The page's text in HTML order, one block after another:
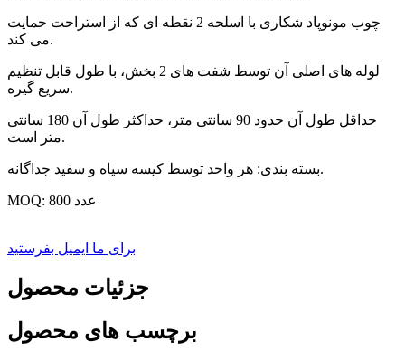
چوب مونوپاد شکاری با اسلحه 2 نقطه ای که از استراحت حمایت
می کند.
لوله های اصلی آن توسط شفت های 2 بخش، با طول قابل تنظیم
سریع گیره.
حداقل طول آن حدود 90 سانتی متر، حداکثر طول آن 180 سانتی
متر است.
بسته بندی: هر واحد توسط کیسه سیاه و سفید جداگانه.
MOQ: 800 عدد
برای ما ایمیل بفرستید
جزئیات محصول
برچسب های محصول